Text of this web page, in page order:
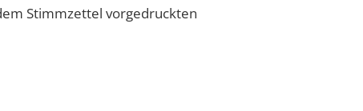
Stimmzettel vorgedruckten